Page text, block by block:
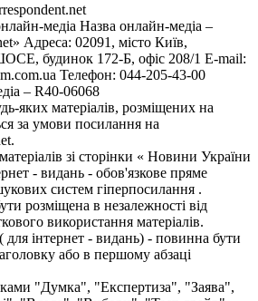
медіа Назва онлайн-медіа –
Адреса: 02091, місто Київ,
будинок 172-Б, офіс 208/1 E-mail:
Телефон: 044-205-43-00
– R40-06068
яких матеріалів, розміщених на
за умови посилання на
зі сторінки « Новини України
- видань - обов'язкове пряме
систем гіперпосилання .
розміщена в незалежності від
використання матеріалів.
для інтернет - видань) - повинна бути
або в першому абзаці
"Думка", "Експертиза", "Заява",